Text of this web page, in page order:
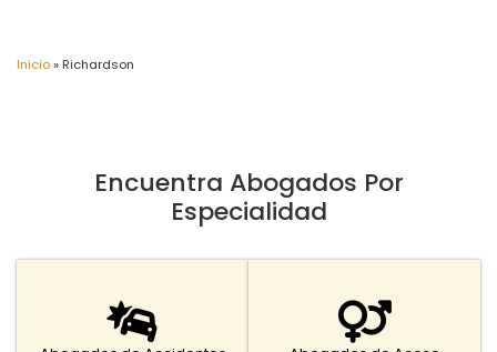
Inicio» Richardson
Encuentra Abogados Por
Especialidad